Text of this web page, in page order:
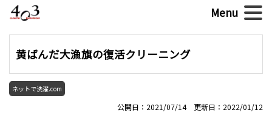
黄ばんだ大漁旗の復活クリーニング
ネットで洗濯.com
公開日：2021/07/14 更新日：2022/01/12